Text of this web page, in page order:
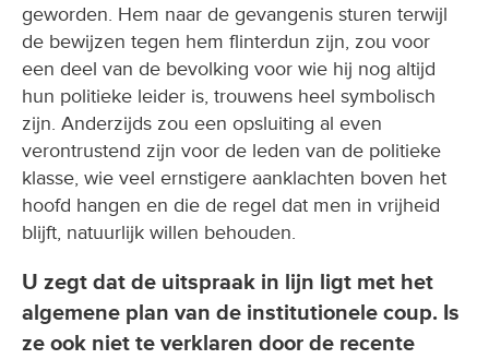
geworden. Hem naar de gevangenis sturen terwijl
de bewijzen tegen hem flinterdun zijn, zou voor
een deel van de bevolking voor wie hij nog altijd
hun politieke leider is, trouwens heel symbolisch
zijn. Anderzijds zou een opsluiting al even
verontrustend zijn voor de leden van de politieke
klasse, wie veel ernstigere aanklachten boven het
hoofd hangen en die de regel dat men in vrijheid
blijft, natuurlijk willen behouden.
U zegt dat de uitspraak in lijn ligt met het
algemene plan van de institutionele coup. Is
ze ook niet te verklaren door de recente